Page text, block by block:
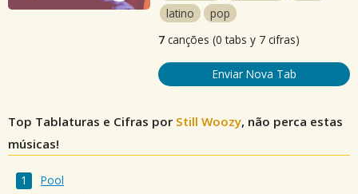
latino
pop
7 canções (0 tabs y 7 cifras)
Enviar Nova Tab
Top Tablaturas e Cifras por Still Woozy, não perca estas
músicas!
Pool